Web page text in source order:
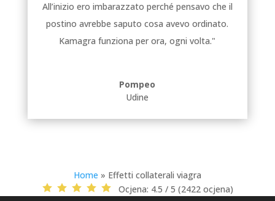
All’inizio ero imbarazzato perché pensavo che il
postino avrebbe saputo cosa avevo ordinato.
Kamagra funziona per ora, ogni volta."
Pompeo
Udine
Home » Effetti collaterali viagra
Ocjena: 4.5 / 5 (2422 ocjena)